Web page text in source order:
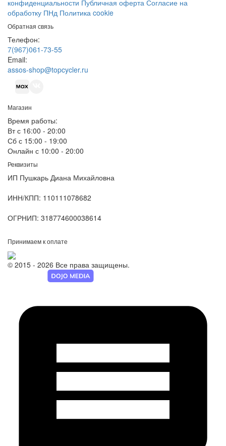
конфиденциальности Публичная оферта Согласие на
обработку ПНд Политика cookie
Обратная связь
Телефон:
7(967)061-73-55
Email:
assos-shop@topcycler.ru
Магазин
Время работы:
Вт с 16:00 - 20:00
Сб с 15:00 - 19:00
Онлайн с 10:00 - 20:00
Реквизиты
ИП Пушкарь Диана Михайловна
ИНН/КПП: 110111078682
ОГРНИП: 318774600038614
Принимаем к оплате
© 2015 - 2026 Все права защищены.